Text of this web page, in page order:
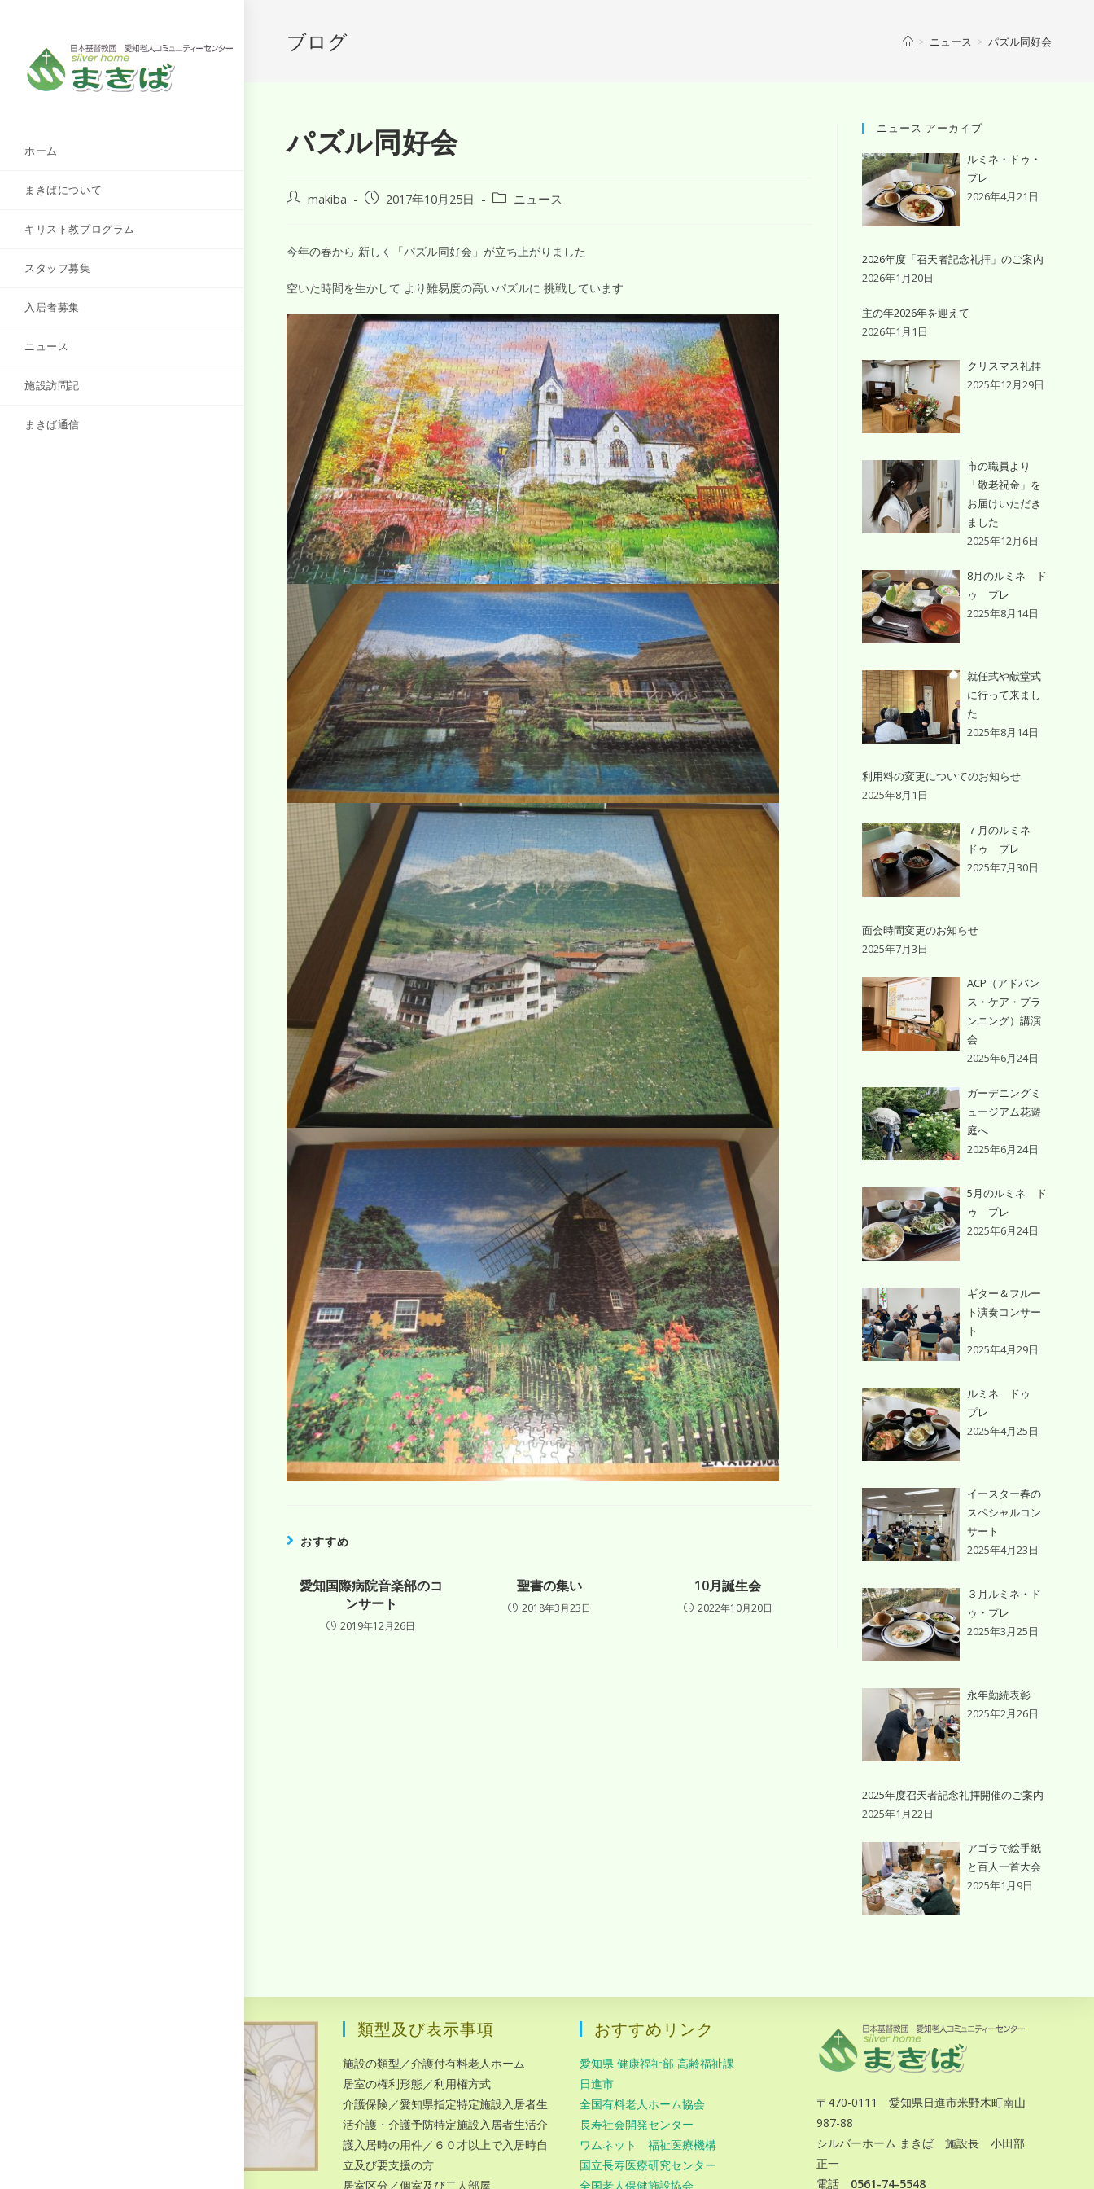
ホーム
まきばについて
キリスト教プログラム
スタッフ募集
入居者募集
ニュース
施設訪問記
まきば通信
ブログ > ニュース > パズル同好会
パズル同好会
makiba 2017年10月25日 ニュース
今年の春から 新しく「パズル同好会」が立ち上がりました
空いた時間を生かして より難易度の高いパズルに 挑戦しています
おすすめ
愛知国際病院音楽部のコ
ンサート
2019年12月26日
聖書の集い
2018年3月23日
10月誕生会
2022年10月20日
ニュース アーカイブ
ルミネ・ドゥ・
プレ
2026年4月21日
2026年度「召天者記念礼拝」のご案内
2026年1月20日
主の年2026年を迎えて
2026年1月1日
クリスマス礼拝
2025年12月29日
市の職員より
「敬老祝金」を
お届けいただき
ました
2025年12月6日
8月のルミネ ド
ゥ プレ
2025年8月14日
就任式や献堂式
に行って来まし
た
2025年8月14日
利用料の変更についてのお知らせ
2025年8月1日
７月のルミネ
ドゥ プレ
2025年7月30日
面会時間変更のお知らせ
2025年7月3日
ACP（アドバン
ス・ケア・プラ
ンニング）講演
会
2025年6月24日
ガーデニングミ
ュージアム花遊
庭へ
2025年6月24日
5月のルミネ ド
ゥ プレ
2025年6月24日
ギター＆フルー
ト演奏コンサー
ト
2025年4月29日
ルミネ ドゥ
プレ
2025年4月25日
イースター春の
スペシャルコン
サート
2025年4月23日
３月ルミネ・ド
ゥ・プレ
2025年3月25日
永年勤続表彰
2025年2月26日
2025年度召天者記念礼拝開催のご案内
2025年1月22日
アゴラで絵手紙
と百人一首大会
2025年1月9日
類型及び表示事項
施設の類型／介護付有料老人ホーム
居室の権利形態／利用権方式
介護保険／愛知県指定特定施設入居者生
活介護・介護予防特定施設入居者生活介
護入居時の用件／６０才以上で入居時自
立及び要支援の方
居室区分／個室及び二人部屋
おすすめリンク
愛知県 健康福祉部 高齢福祉課
日進市
全国有料老人ホーム協会
長寿社会開発センター
ワムネット 福祉医療機構
国立長寿医療研究センター
全国老人保健施設協会
〒470-0111 愛知県日進市米野木町南山
987-88
シルバーホーム まきば 施設長 小田部
正一
電話 0561-74-5548